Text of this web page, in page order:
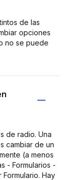
de las
opciones
no se puede
de radio. Una
cambiar de un
(a menos
- Formularios -
Hay